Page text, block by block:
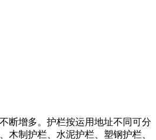
断增多。护栏按运用地址不同可分
木制护栏、水泥护栏、塑钢护栏、